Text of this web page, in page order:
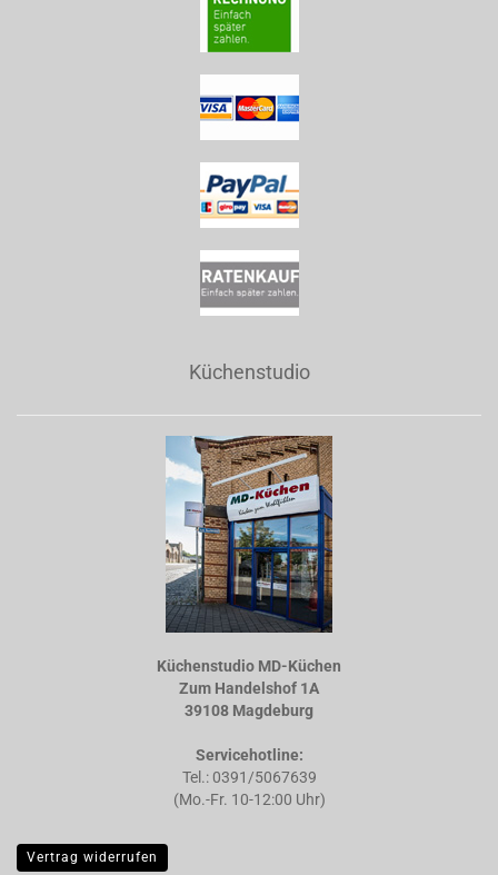
Küchenstudio
Küchenstudio MD-Küchen
Zum Handelshof 1A
39108 Magdeburg
Servicehotline:
Tel.: 0391/5067639
(Mo.-Fr. 10-12:00 Uhr)
Vertrag widerrufen